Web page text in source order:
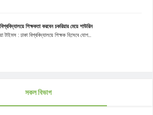
শিক্ষকতা করবেন চকরিয়ার মেয়ে শাউরিন
টাইমস : ঢাকা বিশ্ববিদ্যালয়ে শিক্ষক হিসেবে যোগ...
সকল বিভাগ